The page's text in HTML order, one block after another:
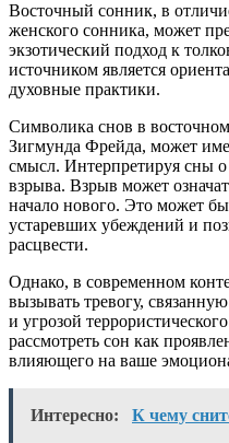
Восточный сонник, в
женского сонника, может
экзотический подход к
источником является
духовные практики.
Символика снов в
Зигмунда Фрейда, может
смысл. Интерпретируя сны
взрыва. Взрыв может
начало нового. Это может
устаревших убеждений и
расцвести.
Однако, в современном
вызывать тревогу,
и угрозой
рассмотреть сон как
влияющего на ваше
Интересно: К чему